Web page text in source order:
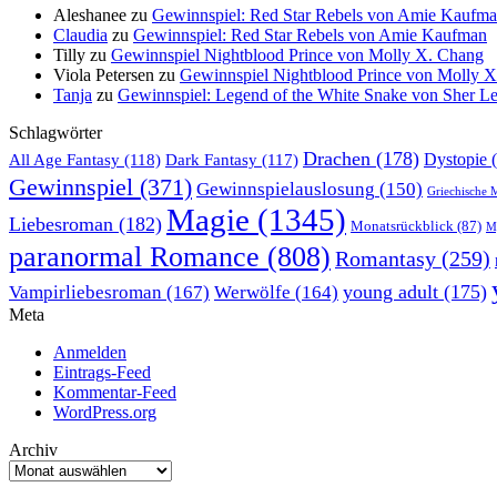
Aleshanee zu Gewinnspiel: Red Star Rebels von Amie
Claudia zu Gewinnspiel: Red Star Rebels von Amie Kaufman
Tilly zu Gewinnspiel Nightblood Prince von Molly X. Chang
Viola Petersen zu Gewinnspiel Nightblood Prince von Molly
Tanja zu Gewinnspiel: Legend of the White Snake von Sher
Schlagwörter
All Age Fantasy (118) Dark Fantasy (117) Drachen (178) Dystopie
Gewinnspiel (371) Gewinnspielauslosung (150) Griechische
Liebesroman (182) Magie (1345) Monatsrückblick (87)
paranormal Romance (808) Romantasy (259)
Vampirliebesroman (167) Werwölfe (164) young adult (175)
Meta
Anmelden
Eintrags-Feed
Kommentar-Feed
WordPress.org
Archiv
Archiv